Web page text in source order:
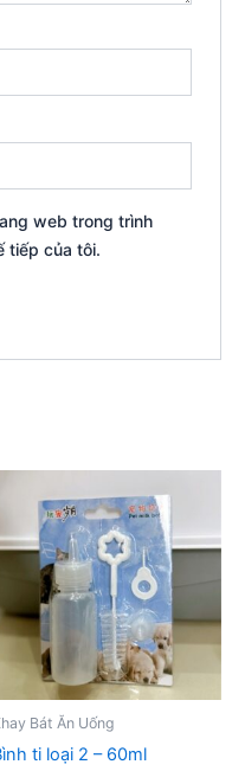
web trong trình
tiếp của tôi.
Bát Ăn Uống
ti loại 2 – 60ml